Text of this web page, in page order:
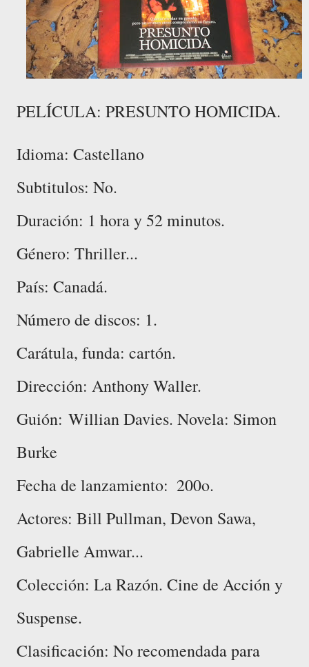
PELÍCULA: PRESUNTO HOMICIDA.
Idioma: Castellano
Subtitulos: No.
Duración: 1 hora y 52 minutos.
Género: Thriller...
País: Canadá.
Número de discos: 1.
Carátula, funda: cartón.
Dirección: ‎Anthony Waller.
Guión: Willian Davies. Novela: Simon
Burke
Fecha de lanzamiento: ‎ 200o.
Actores: ‎Bill Pullman, Devon Sawa,
Gabrielle Amwar...
Colección: La Razón. Cine de Acción y
Suspense.
Clasificación: No recomendada para